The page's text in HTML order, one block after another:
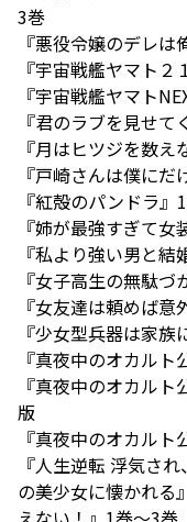
3巻
『悪役令嬢のデレ
『宇宙戦艦ヤマト
『宇宙戦艦ヤマト
『君のラブを見せ
『月はヒツジを数
『戸崎さんは僕に
『紅殻のパンドラ』
『姉が最強すぎて
『私より強い男と
『女子高生の無駄
『女友達は頼めば
『少女型兵器は家
『真夜中のオカル
『真夜中のオカル
版
『真夜中のオカル
『人生逆転 浮気さ
の美少女に懐かれ